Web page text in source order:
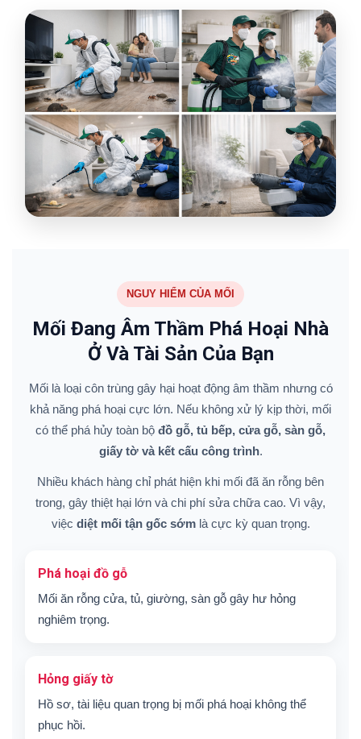
NGUY HIỂM CỦA MỐI
Mối Đang Âm Thầm Phá Hoại Nhà
Ở Và Tài Sản Của Bạn
Mối là loại côn trùng gây hại hoạt động âm thầm nhưng có
khả năng phá hoại cực lớn. Nếu không xử lý kịp thời, mối
có thể phá hủy toàn bộ đồ gỗ, tủ bếp, cửa gỗ, sàn gỗ,
giấy tờ và kết cấu công trình.
Nhiều khách hàng chỉ phát hiện khi mối đã ăn rỗng bên
trong, gây thiệt hại lớn và chi phí sửa chữa cao. Vì vậy,
việc diệt mối tận gốc sớmlà cực kỳ quan trọng.
Phá hoại đồ gỗ
Mối ăn rỗng cửa, tủ, giường, sàn gỗ gây hư hỏng
nghiêm trọng.
Hỏng giấy tờ
Hồ sơ, tài liệu quan trọng bị mối phá hoại không thể
phục hồi.